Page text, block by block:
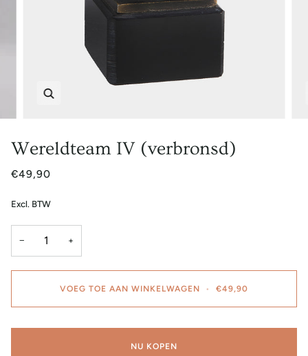
Wereldteam IV (verbronsd)
€49,90
Excl. BTW
− +
VOEG TOE AAN WINKELWAGEN • €49,90
NU KOPEN